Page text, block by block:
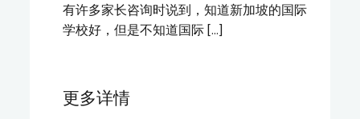
有许多家长咨询时说到，知道新加坡的国际
学校好，但是不知道国际 […]
更多详情